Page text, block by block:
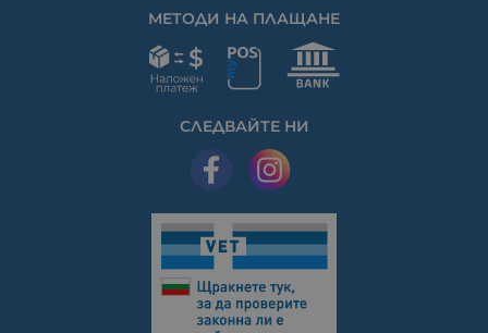
МЕТОДИ НА ПЛАЩАНЕ
СЛЕДВАЙТЕ НИ